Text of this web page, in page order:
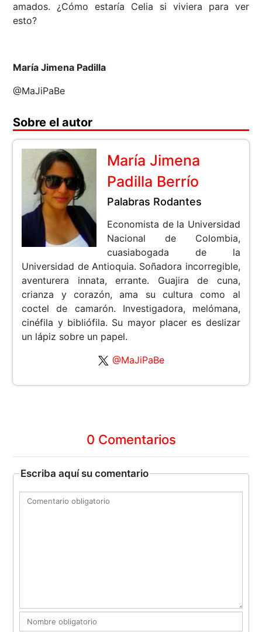
amados. ¿Cómo estaría Celia si viviera para ver
esto?
María Jimena Padilla
@MaJiPaBe
Sobre el autor
María Jimena
Padilla Berrío
Palabras Rodantes
Economista de la Universidad
Nacional de Colombia,
cuasiabogada de la
Universidad de Antioquia. Soñadora incorregible,
aventurera innata, errante. Guajira de cuna,
crianza y corazón, ama su cultura como al
coctel de camarón. Investigadora, melómana,
cinéfila y bibliófila. Su mayor placer es deslizar
un lápiz sobre un papel.
@MaJiPaBe
0 Comentarios
Escriba aquí su comentario